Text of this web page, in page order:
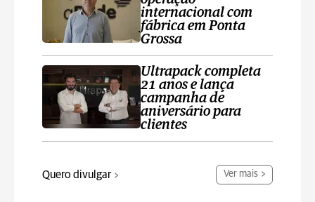
internacional com
fábrica em Ponta
Grossa
Ultrapack completa
21 anos e lança
campanha de
aniversário para
clientes
Quero divulgar Ver mais